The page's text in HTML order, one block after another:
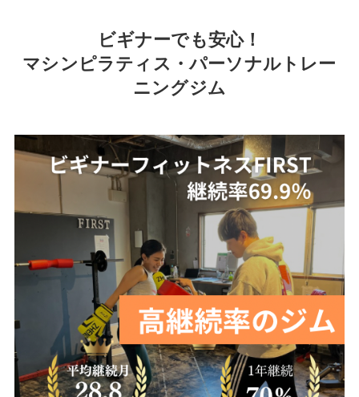
ビギナーでも安心！
マシンピラティス・パーソナルトレー
ニングジム